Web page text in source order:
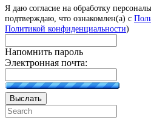
Я даю согласие на обработку
подтверждаю, что ознакомлен(а) с
Политикой конфиденциальности)
Напомнить пароль
Электронная почта:
Выслать